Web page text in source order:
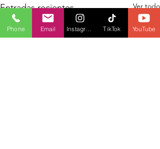
Entradas recientes Ver todo
Phone Email TikTok YouTube